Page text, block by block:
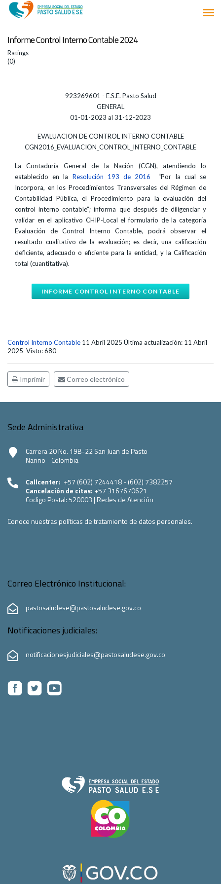
Informe Control Interno Contable 2024
Ratings
(0)
923269601 - E.S.E. Pasto Salud
GENERAL
01-01-2023 al 31-12-2023
EVALUACION DE CONTROL INTERNO CONTABLE
CGN2016_EVALUACION_CONTROL_INTERNO_CONTABLE
La Contaduría General de la Nación (CGN), atendiendo lo
establecido en la Resolución 193 de 2016 “Por la cual se
Incorpora, en los Procedimientos Transversales del Régimen de
Contabilidad Pública, el Procedimiento para la evaluación del
control interno contable”; informa que después de diligenciar y
validar en el aplicativo CHIP-Local el formulario de la categoría
Evaluación de Control Interno Contable, podrá observar el
resultado cualitativo de la evaluación; es decir, una calificación
deficiente, adecuado o eficiente para la entidad, y la Calificación
total (cuantitativa).
INFORME CONTROL INTERNO CONTABLE
Control Interno Contable 11 Abril 2025 Última actualización: 11 Abril
2025 Visto: 680
Imprimir Correo electrónico
Sede Administrativa
Carrera 20 No. 19B-22 San Juan de Pasto
Nariño - Colombia
Callcenter: +57 (602) 7244418 - (602) 7382257
Cancelación de citas: +57 3167670621
Codigo Postal:520003 | Redes de Atención
Conoce nuestras políticas de tratamiento de datos personales.
Correo Electrónico Institucional:
pastosaludese@pastosaludese.gov.co
Notificaciones judiciales:
notificacionesjudiciales@pastosaludese.gov.co